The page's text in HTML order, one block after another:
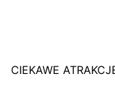
CIEKAWE